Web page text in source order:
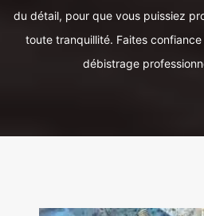
du détail, pour que vous puissiez
toute tranquillité. Faites
débistrage